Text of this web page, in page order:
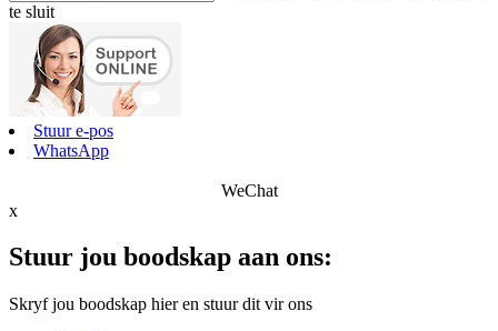
te sluit
Stuur e-pos
WhatsApp
WeChat
x
Stuur jou boodskap aan ons:
Skryf jou boodskap hier en stuur dit vir ons